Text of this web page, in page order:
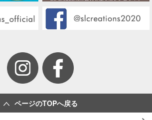
マルゲリータピザ
２０２４年 無料お試し食事会「イタリアン」
（３名分）
パプリカマリネ
２０２４年 無料お試し食事会「お弁当」（３
名分）
投稿日：2024/03/18 投稿者：SL Creations
かぼちゃのマリネ
「レシピ辞典」（本社 調理企画室）
ページのTOPへ戻る